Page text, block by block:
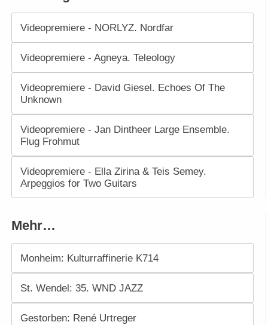
Videopremiere - NORLYZ. Nordfar
Videopremiere - Agneya. Teleology
Videopremiere - David Giesel. Echoes Of The
Unknown
Videopremiere - Jan Dintheer Large Ensemble.
Flug Frohmut
Videopremiere - Ella Zirina & Teis Semey.
Arpeggios for Two Guitars
Mehr…
Monheim: Kulturraffinerie K714
St. Wendel: 35. WND JAZZ
Gestorben: René Urtreger